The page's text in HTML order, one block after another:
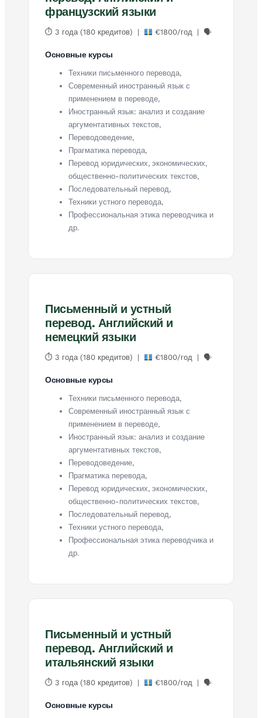
французский языки
⏱ 3 года (180 кредитов) | €1800/год | 🗣
Основные курсы
Техники письменного перевода,
Современный иностранный язык с
применением в переводе,
Иностранный язык: анализ и создание
аргументативных текстов,
Переводоведение,
Прагматика перевода,
Перевод юридических, экономических,
общественно-политических текстов,
Последовательный перевод,
Техники устного перевода,
Профессиональная этика переводчика и
др.
Письменный и устный
перевод. Английский и
немецкий языки
⏱ 3 года (180 кредитов) | €1800/год | 🗣
Основные курсы
Техники письменного перевода,
Современный иностранный язык с
применением в переводе,
Иностранный язык: анализ и создание
аргументативных текстов,
Переводоведение,
Прагматика перевода,
Перевод юридических, экономических,
общественно-политических текстов,
Последовательный перевод,
Техники устного перевода,
Профессиональная этика переводчика и
др.
Письменный и устный
перевод. Английский и
итальянский языки
⏱ 3 года (180 кредитов) | €1800/год | 🗣
Основные курсы